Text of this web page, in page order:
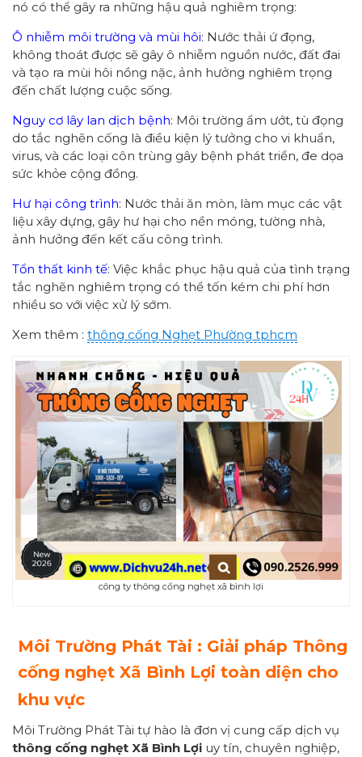
nó có thể gây ra những hậu quả nghiêm trọng:
Ô nhiễm môi trường và mùi hôi: Nước thải ứ đọng,
không thoát được sẽ gây ô nhiễm nguồn nước, đất đai
và tạo ra mùi hôi nồng nặc, ảnh hưởng nghiêm trọng
đến chất lượng cuộc sống.
Nguy cơ lây lan dịch bệnh: Môi trường ẩm ướt, tù đọng
do tắc nghẽn cống là điều kiện lý tưởng cho vi khuẩn,
virus, và các loại côn trùng gây bệnh phát triển, đe dọa
sức khỏe cộng đồng.
Hư hại công trình: Nước thải ăn mòn, làm mục các vật
liệu xây dựng, gây hư hại cho nền móng, tường nhà,
ảnh hưởng đến kết cấu công trình.
Tổn thất kinh tế: Việc khắc phục hậu quả của tình trạng
tắc nghẽn nghiêm trọng có thể tốn kém chi phí hơn
nhiều so với việc xử lý sớm.
Xem thêm : thông cống Nghẹt Phường tphcm
công ty thông cống nghẹt xã bình lợi
Môi Trường Phát Tài : Giải pháp Thông
cống nghẹt Xã Bình Lợi toàn diện cho
khu vực
Môi Trường Phát Tài tự hào là đơn vị cung cấp dịch vụ
thông cống nghẹt Xã Bình Lợi uy tín, chuyên nghiệp,